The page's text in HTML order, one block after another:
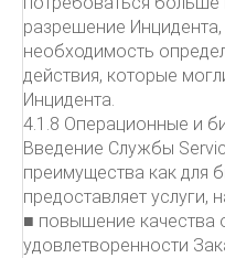
разрешение
необходимость
действия, которые
Инцидента.
4.1.8 Операционные и
Введение Службы
преимущества как для
предоставляет услуги,
■ повышение качества
удовлетворенности